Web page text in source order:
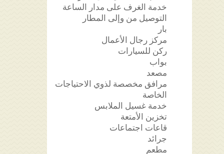
خدمة الغرف على مدار الساعة
التوصيل من وإلى المطار
بار
مركز رجال الأعمال
ركن للسيارات
بواب
مصعد
مرافق مخصصة لذوي الاحتياجات
الخاصة
خدمة غسيل الملابس
تخزين الأمتعة
قاعات اجتماعات
جرائد
مطعم